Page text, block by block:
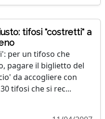
tifosi "costretti" a
per un tifoso che
pagare il biglietto del
da accogliere con
tifosi che si rec...